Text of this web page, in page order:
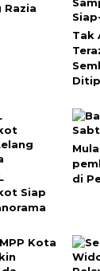
Razia
Tak
Siap
di